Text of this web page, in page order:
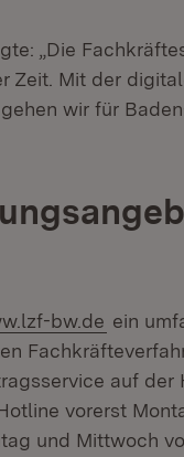
„Die
Zeit. Mit der
wir für
bw.de (Öffnet
ein
auf
vorerst
und Mittwoch